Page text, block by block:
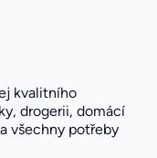
kvalitního
drogerii, domácí
všechny potřeby